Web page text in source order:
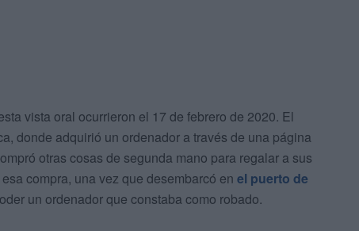
vista oral ocurrieron el 17 de febrero de 2020. El
donde adquirió un ordenador a través de una página
otras cosas de segunda mano para regalar a sus
compra, una vez que desembarcó en el puerto de
un ordenador que constaba como robado.